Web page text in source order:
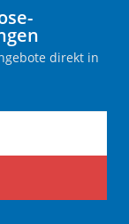
direkt in